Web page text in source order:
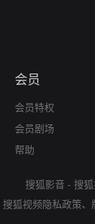
会员
会员特权
会员剧场
帮助
搜狐影音 - 搜
搜狐视频隐私政策、